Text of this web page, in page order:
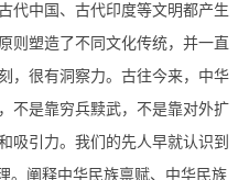
代中国、古代印度等文明都产生
则塑造了不同文化传统，并一直
，很有洞察力。古往今来，中华
不是靠穷兵黩武，不是靠对外扩
吸引力。我们的先人早就认识到
。阐释中华民族禀赋、中华民族